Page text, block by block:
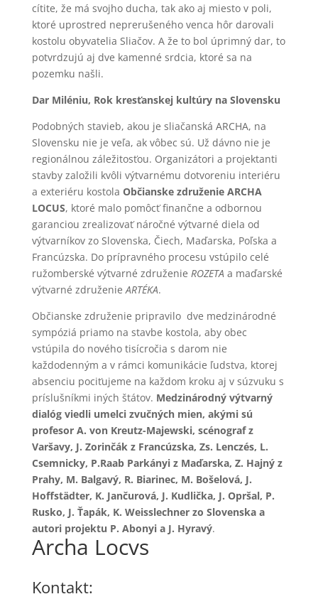
cítite, že má svojho ducha, tak ako aj miesto v poli,
ktoré uprostred neprerušeného venca hôr darovali
kostolu obyvatelia Sliačov. A že to bol úprimný dar, to
potvrdzujú aj dve kamenné srdcia, ktoré sa na
pozemku našli.
Dar Miléniu, Rok kresťanskej kultúry na Slovensku
Podobných stavieb, akou je sliačanská ARCHA, na
Slovensku nie je veľa, ak vôbec sú. Už dávno nie je
regionálnou záležitosťou. Organizátori a projektanti
stavby založili kvôli výtvarnému dotvoreniu interiéru
a exteriéru kostola Občianske združenie ARCHA
LOCUS, ktoré malo pomôcť finančne a odbornou
garanciou zrealizovať náročné výtvarné diela od
výtvarníkov zo Slovenska, Čiech, Maďarska, Poľska a
Francúzska. Do prípravného procesu vstúpilo celé
ružomberské výtvarné združenie ROZETA a maďarské
výtvarné združenieARTÉKA.
Občianske združenie pripravilo dve medzinárodné
sympóziá priamo na stavbe kostola, aby obec
vstúpila do nového tisícročia s darom nie
každodenným a v rámci komunikácie ľudstva, ktorej
absenciu pociťujeme na každom kroku aj v súzvuku s
príslušníkmi iných štátov. Medzinárodný výtvarný
dialóg viedli umelci zvučných mien, akými sú
profesor A. von Kreutz-Majewski, scénograf z
Varšavy, J. Zorinčák z Francúzska, Zs. Lenczés, L.
Csemnicky, P.Raab Parkányi z Maďarska, Z. Hajný z
Prahy, M. Balgavý, R. Biarinec, M. Bošelová, J.
Hoffstädter, K. Jančurová, J. Kudlička, J. Opršal, P.
Rusko, J. Ťapák, K. Weisslechner zo Slovenska a
autori projektu P. Abonyi a J. Hyravý.
Archa Locvs
Kontakt: